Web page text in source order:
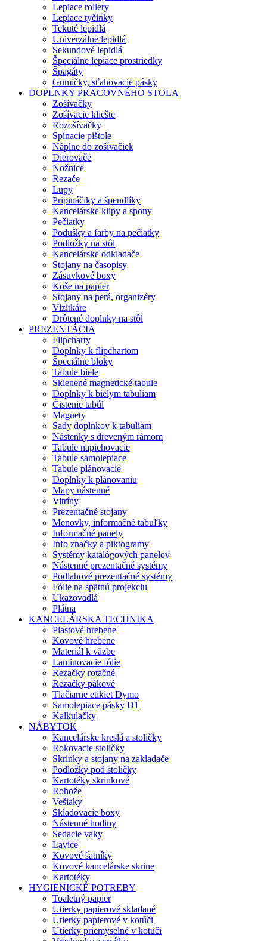
Lepiace rollery
Lepiace tyčinky
Tekuté lepidlá
Univerzálne lepidlá
Sekundové lepidlá
Špeciálne lepiace prostriedky
Špagáty
Gumičky, sťahovacie pásky
DOPLNKY PRACOVNÉHO STOLA
Zošívačky
Zošívacie kliešte
Rozošívačky
Spínacie pištole
Náplne do zošívačiek
Dierovače
Nožnice
Rezače
Lupy
Pripináčiky a špendlíky
Kancelárske klipy a spony
Pečiatky
Podušky a farby na pečiatky
Podložky na stôl
Kancelárske odkladače
Stojany na časopisy
Zásuvkové boxy
Koše na papier
Stojany na perá, organizéry
Vizitkáre
Drôtené doplnky na stôl
PREZENTÁCIA
Flipcharty
Doplnky k flipchartom
Špeciálne bloky
Tabule biele
Sklenené magnetické tabule
Doplnky k bielym tabuliam
Čistenie tabúl
Magnety
Sady doplnkov k tabuliam
Nástenky s dreveným rámom
Tabule napichovacie
Tabule samolepiace
Tabule plánovacie
Doplnky k plánovaniu
Mapy nástenné
Vitríny
Prezentačné stojany
Menovky, informačné tabuľky
Informačné panely
Info značky a piktogramy
Systémy katalógových panelov
Nástenné prezentačné systémy
Podlahové prezentačné systémy
Fólie na spätnú projekciu
Ukazovadlá
Plátna
KANCELÁRSKA TECHNIKA
Plastové hrebene
Kovové hrebene
Materiál k väzbe
Laminovacie fólie
Rezačky rotačné
Rezačky pákové
Tlačiarne etikiet Dymo
Samolepiace pásky D1
Kalkulačky
NÁBYTOK
Kancelárske kreslá a stoličky
Rokovacie stoličky
Skrinky a stojany na zakladače
Podložky pod stoličky
Kartotéky skrinkové
Rohože
Vešiaky
Skladovacie boxy
Nástenné hodiny
Sedacie vaky
Lavice
Kovové šatníky
Kovové kancelárske skrine
Kartotéky
HYGIENICKÉ POTREBY
Toaletný papier
Utierky papierové skladané
Utierky papierové v kotúči
Utierky priemyselné v kotúči